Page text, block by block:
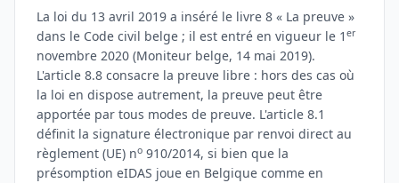
La loi du 13 avril 2019 a inséré le livre 8 « La preuve »
dans le Code civil belge ; il est entré en vigueur le 1 er
novembre 2020 (Moniteur belge, 14 mai 2019).
L'article 8.8 consacre la preuve libre : hors des cas où
la loi en dispose autrement, la preuve peut être
apportée par tous modes de preuve. L'article 8.1
définit la signature électronique par renvoi direct au
règlement (UE) no 910/2014, si bien que la
présomption eIDAS joue en Belgique comme en